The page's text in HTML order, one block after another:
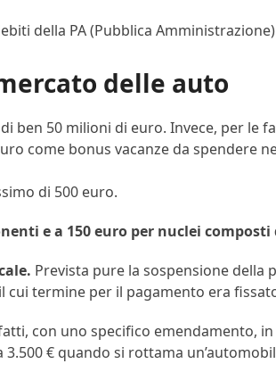
della PA (Pubblica
delle auto
ben 50 milioni di euro. Invece, per le
come bonus vacanze da spendere
di 500 euro.
e a 150 euro per nuclei
Prevista pure la sospensione della
termine per il pagamento era
con uno specifico emendamento,
€ quando si rottama